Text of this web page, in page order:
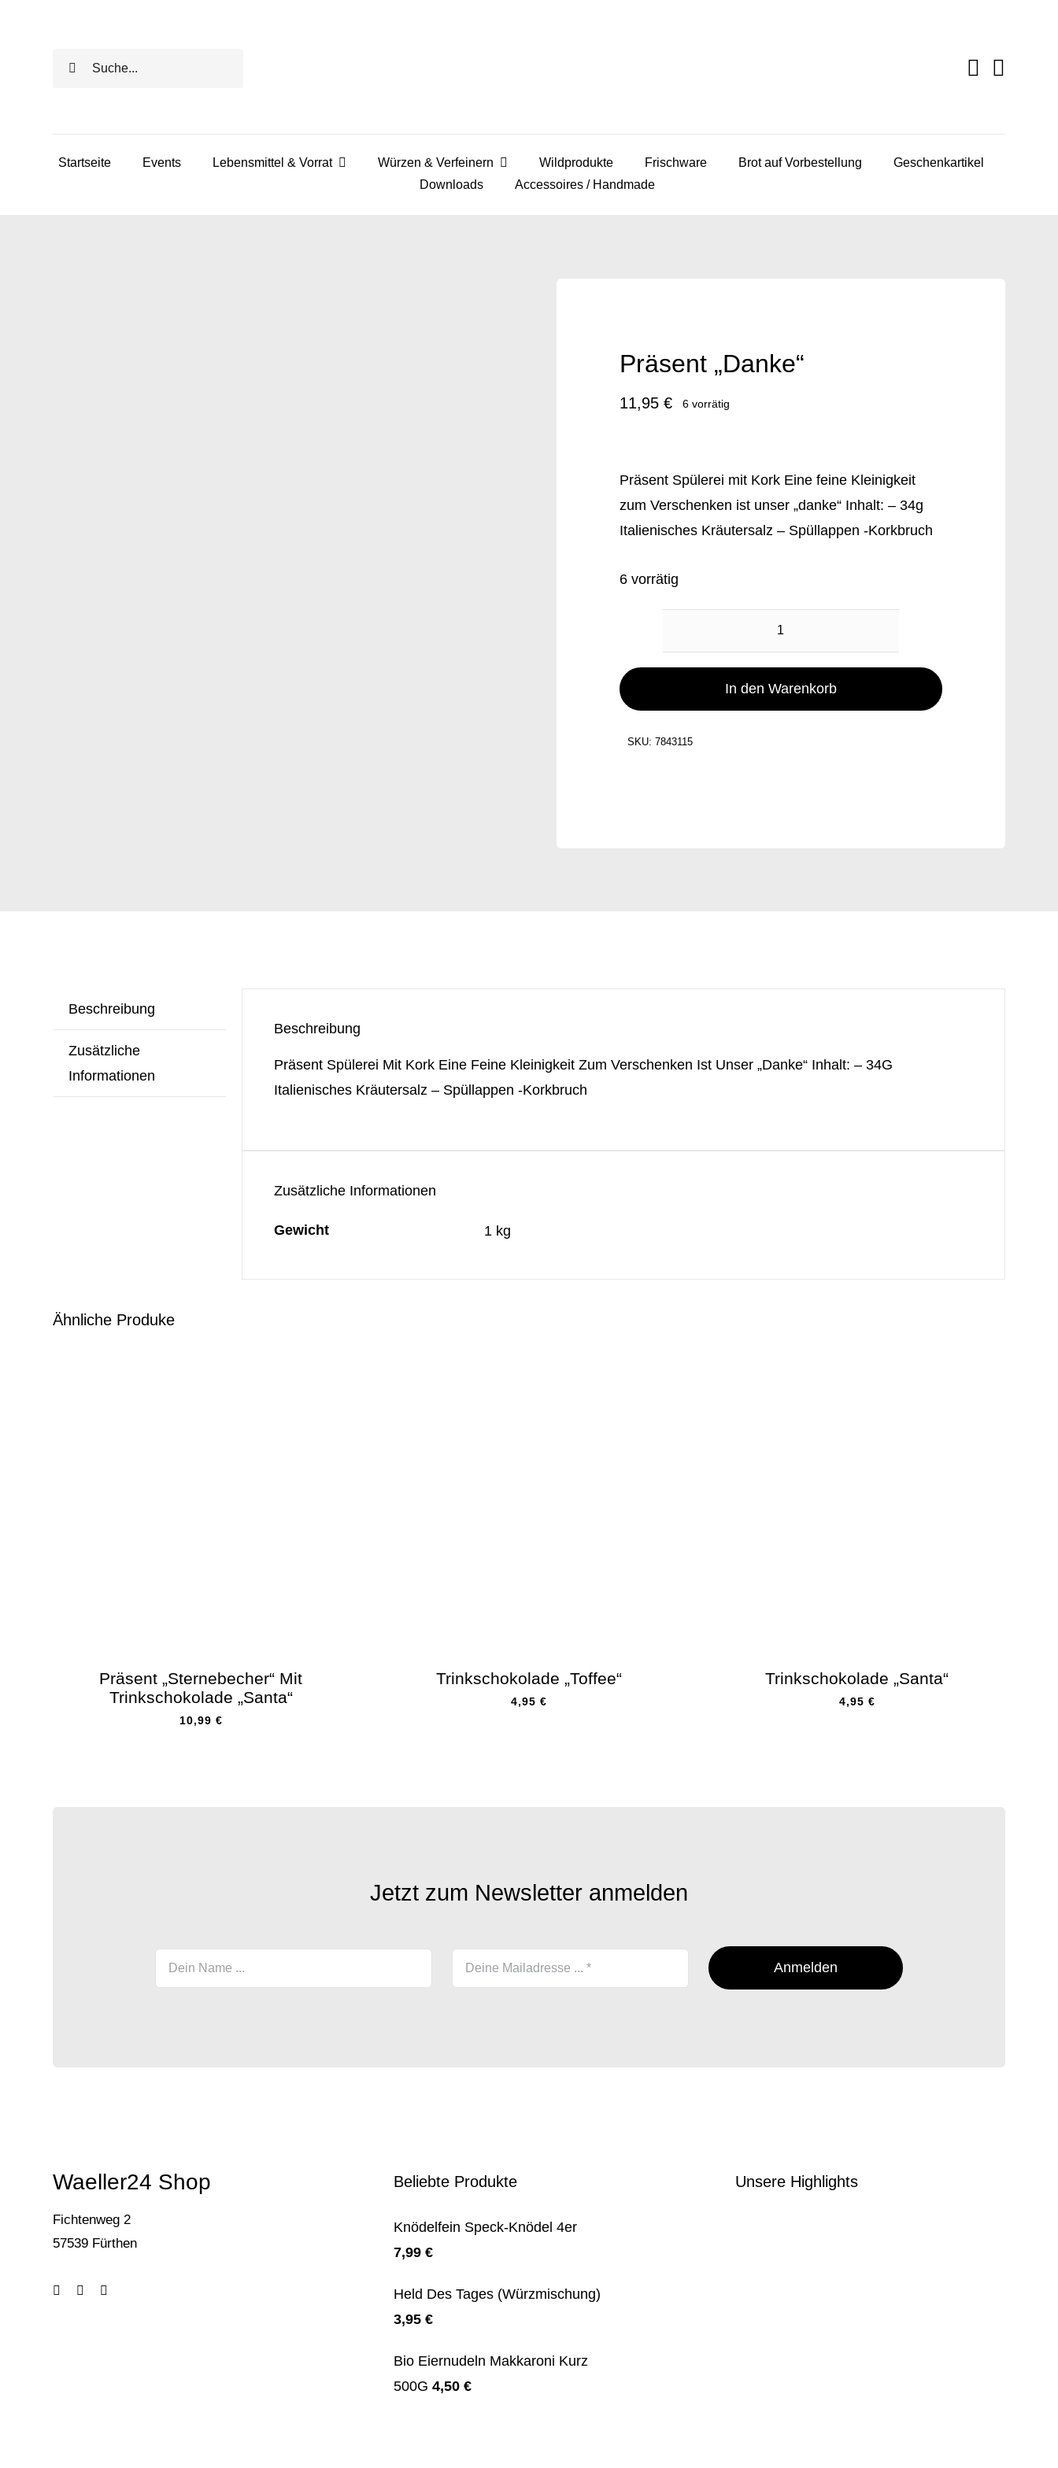
Search
Startseite Events Lebensmittel & Vorrat Würzen & Verfeinern Wildprodukte Frischware Brot auf Vorbestellung
Geschenkartikel
Downloads
Accessoires / Handmade
Präsent „Danke“
11,95 € 6 vorrätig
Präsent Spülerei mit Kork Eine feine Kleinigkeit
zum Verschenken ist unser „danke“ Inhalt: – 34g
Italienisches Kräutersalz – Spüllappen -Korkbruch
6 vorrätig
Menge
In den Warenkorb
SKU: 7843115
Beschreibung
Zusätzliche
Informationen
Beschreibung
Präsent Spülerei Mit Kork Eine Feine Kleinigkeit Zum Verschenken Ist Unser „Danke“ Inhalt: – 34G
Italienisches Kräutersalz – Spüllappen -Korkbruch
Zusätzliche Informationen
Gewicht 1 kg
Ähnliche Produke
Präsent „Sternebecher“ Mit
Trinkschokolade „Santa“
10,99 €
Trinkschokolade „Toffee“
4,95 €
Trinkschokolade „Santa“
4,95 €
Jetzt zum Newsletter anmelden
Anmelden
Waeller24 Shop
Fichtenweg 2
57539 Fürthen
Beliebte Produkte
Knödelfein Speck-Knödel 4er
7,99€
Held Des Tages (Würzmischung)
3,95€
Bio Eiernudeln Makkaroni Kurz
500G 4,50€
Unsere Highlights